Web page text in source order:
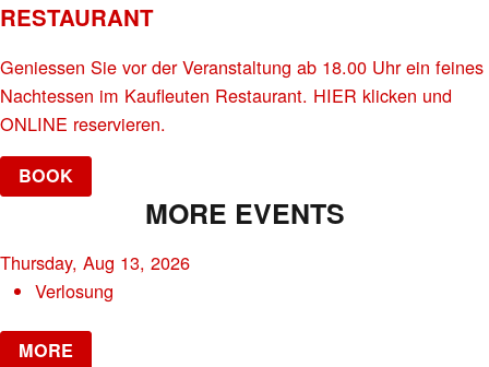
RESTAURANT
Geniessen Sie vor der Veranstaltung ab 18.00 Uhr ein feines
Nachtessen im Kaufleuten Restaurant. HIER klicken und
ONLINE reservieren.
BOOK
MORE EVENTS
Thursday, Aug 13, 2026
Verlosung
MORE